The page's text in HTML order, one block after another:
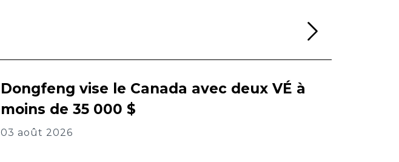
Dongfeng vise le Canada avec deux VÉ à
moins de 35 000 $
03 août 2026